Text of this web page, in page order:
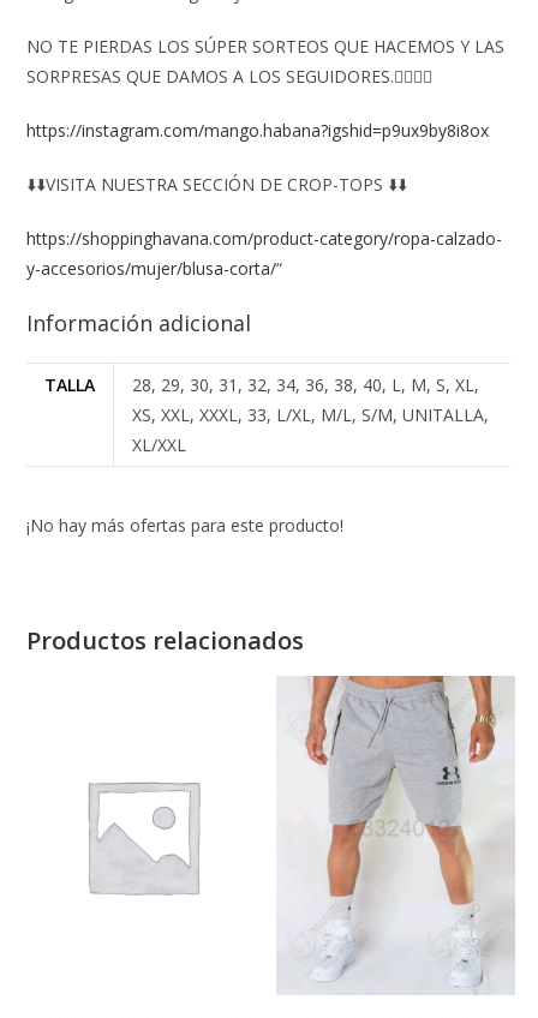
NO TE PIERDAS LOS SÚPER SORTEOS QUE HACEMOS Y LAS
SORPRESAS QUE DAMOS A LOS SEGUIDORES.👇🏻👇🏻
https://instagram.com/mango.habana?igshid=p9ux9by8i8ox
⬇️⬇️VISITA NUESTRA SECCIÓN DE CROP-TOPS ⬇️⬇️
https://shoppinghavana.com/product-category/ropa-calzado-
y-accesorios/mujer/blusa-corta/“
Información adicional
TALLA
28, 29, 30, 31, 32, 34, 36, 38, 40, L, M, S, XL,
XS, XXL, XXXL, 33, L/XL, M/L, S/M, UNITALLA,
XL/XXL
¡No hay más ofertas para este producto!
Productos relacionados